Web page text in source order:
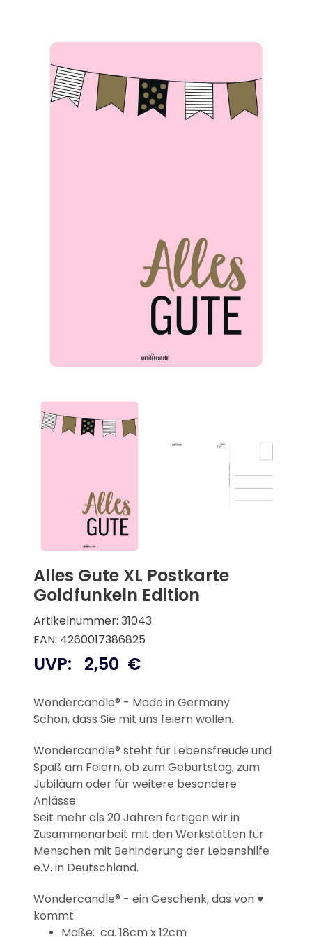
Alles Gute XL Postkarte
Goldfunkeln Edition
Artikelnummer: 31043
EAN: 4260017386825
UVP: 2,50 €
Wondercandle® - Made in Germany
Schön, dass Sie mit uns feiern wollen.
Wondercandle® steht für Lebensfreude und
Spaß am Feiern, ob zum Geburtstag, zum
Jubiläum oder für weitere besondere
Anlässe.
Seit mehr als 20 Jahren fertigen wir in
Zusammenarbeit mit den Werkstätten für
Menschen mit Behinderung der Lebenshilfe
e.V. in Deutschland.
Wondercandle® - ein Geschenk, das von ♥
kommt
Maße: ca. 18cm x 12cm